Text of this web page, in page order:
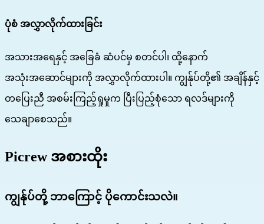
ပုံစံ အလွှာလိုက်ထားခြင်း
အသားအရေနှင့် အခြေခံ ဆံပင်မှ စတင်ပါ၊ ထို့နောက်
အသုံးအဆောင်များကို အလွှာလိုက်ထားပါ။ ကျွန်ုပ်တို့၏ အချိန်နှင့်
တပြေးညီ အစမ်းကြည့်ရှုမှုက ပြီးပြည့်စုံသော ရလဒ်များကို
သေချာစေသည်။
Picrew အစားထိုး
ကျွန်ုပ်တို့ ဘာကြောင့် ပိုကောင်းသလဲ။